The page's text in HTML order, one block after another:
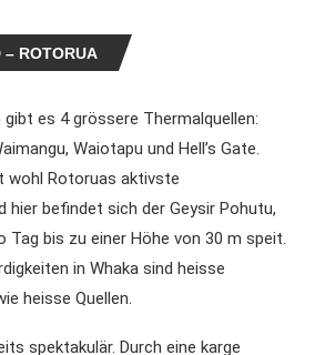
– ROTORUA
es 4 grössere Thermalquellen:
Waiotapu und Hell’s Gate.
wohl Rotoruas aktivste
hier befindet sich der Geysir Pohutu,
Tag bis zu einer Höhe von 30 m speit.
in Whaka sind heisse
heisse Quellen.
spektakulär. Durch eine karge